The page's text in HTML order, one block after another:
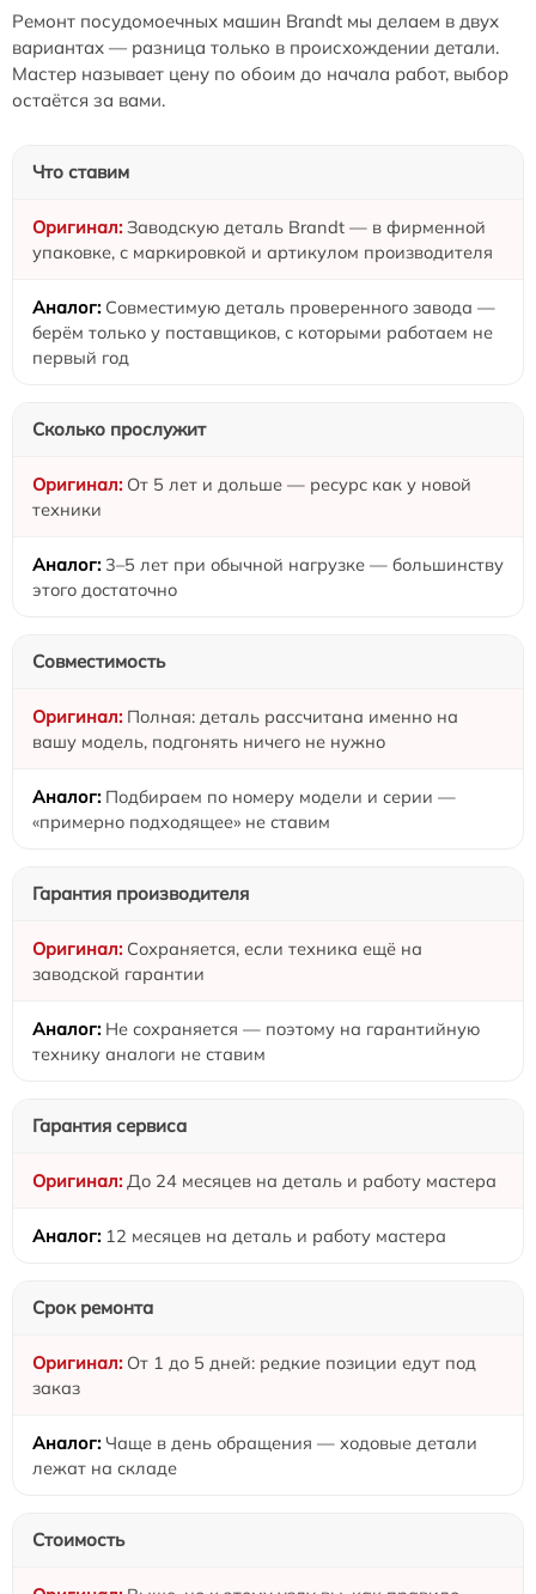
Ремонт посудомоечных машин Brandt мы делаем в двух
вариантах — разница только в происхождении детали.
Мастер называет цену по обоим до начала работ, выбор
остаётся за вами.
Что ставим
Заводскую деталь Brandt — в фирменной
упаковке, с маркировкой и артикулом производителя
Совместимую деталь проверенного завода —
берём только у поставщиков, с которыми работаем не
первый год
Сколько прослужит
От 5 лет и дольше — ресурс как у новой
техники
3–5 лет при обычной нагрузке — большинству
этого достаточно
Совместимость
Полная: деталь рассчитана именно на
вашу модель, подгонять ничего не нужно
Подбираем по номеру модели и серии —
«примерно подходящее» не ставим
Гарантия производителя
Сохраняется, если техника ещё на
заводской гарантии
Не сохраняется — поэтому на гарантийную
технику аналоги не ставим
Гарантия сервиса
До 24 месяцев на деталь и работу мастера
12 месяцев на деталь и работу мастера
Срок ремонта
От 1 до 5 дней: редкие позиции едут под
заказ
Чаще в день обращения — ходовые детали
лежат на складе
Стоимость